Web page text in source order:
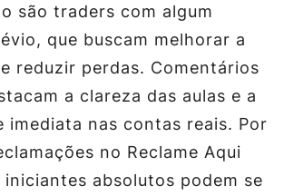
são traders com algum
que buscam melhorar a
reduzir perdas. Comentários
a clareza das aulas e a
imediata nas contas reais. Por
no Reclame Aqui
iniciantes absolutos podem se